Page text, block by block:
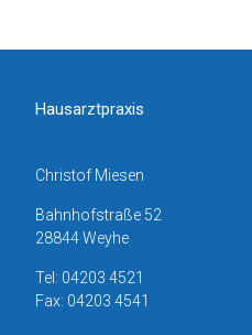
Hausarztpraxis
Christof Miesen
Bahnhofstraße 52
28844 Weyhe
Tel: 04203 4521
Fax: 04203 4541